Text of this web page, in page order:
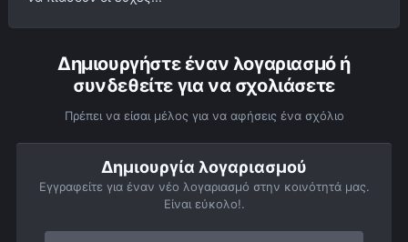
Δημιουργήστε έναν λογαριασμό ή
συνδεθείτε για να σχολιάσετε
Πρέπει να είσαι μέλος για να αφήσεις ένα σχόλιο
Δημιουργία λογαριασμού
Εγγραφείτε για έναν νέο λογαριασμό στην κοινότητά μας.
Είναι εύκολο!.